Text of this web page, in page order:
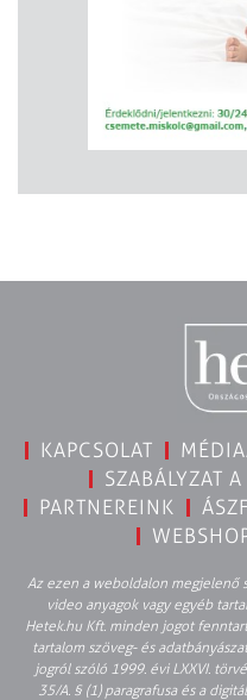
KAPCSOLAT
SZABÁLYZAT
PARTNEREINK
ÁSZF
Az ezen a weboldalon megjelenő
video anyagok vagy egyéb
Hetek.hu Kft. minden jogot
tartalom szöveg- és
jogról szóló 1999. évi LXXVI.
35/A. § (1) paragrafusa és a